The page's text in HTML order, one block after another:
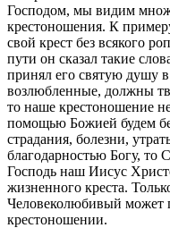
Господом, мы видим
крестоношения. К
свой крест без всякого
пути он сказал такие
принял его святую душу
возлюбленные, должны
то наше крестоношение
помощью Божией будем
страдания, болезни,
благодарностью Богу, то
Господь наш Иисус
жизненного креста.
Человеколюбивый может
крестоношении.